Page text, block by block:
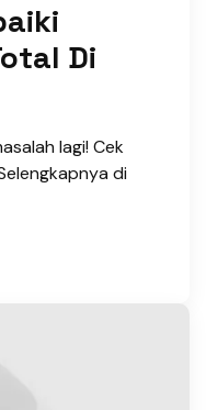
Di
lagi! Cek
di